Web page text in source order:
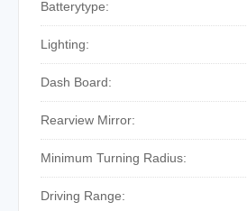
Batterytype:
Lighting:
Dash Board:
Rearview Mirror:
Minimum Turning Radius:
Driving Range: